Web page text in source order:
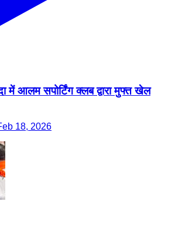
में आलम सपोर्टिंग क्लब द्वारा मुफ्त खेल
18, 2026